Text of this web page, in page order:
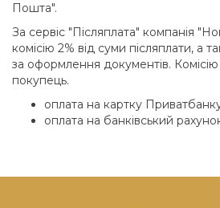
Пошта".
За сервіс "Післяплата" компанія
комісію 2% від суми післяплати, а
за оформлення документів. Комісію
покупець.
оплата на картку
оплата на банківський